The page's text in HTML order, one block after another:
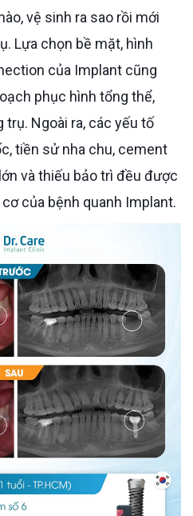
vệ sinh ra sao rồi mới
Lựa chọn bề mặt, hình
của Implant cũng
phục hình tổng thể,
Ngoài ra, các yếu tố
tiền sử nha chu, cement
và thiếu bảo trì đều được
của bệnh quanh Implant.